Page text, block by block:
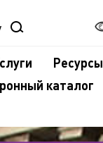
Ресурсы
каталог